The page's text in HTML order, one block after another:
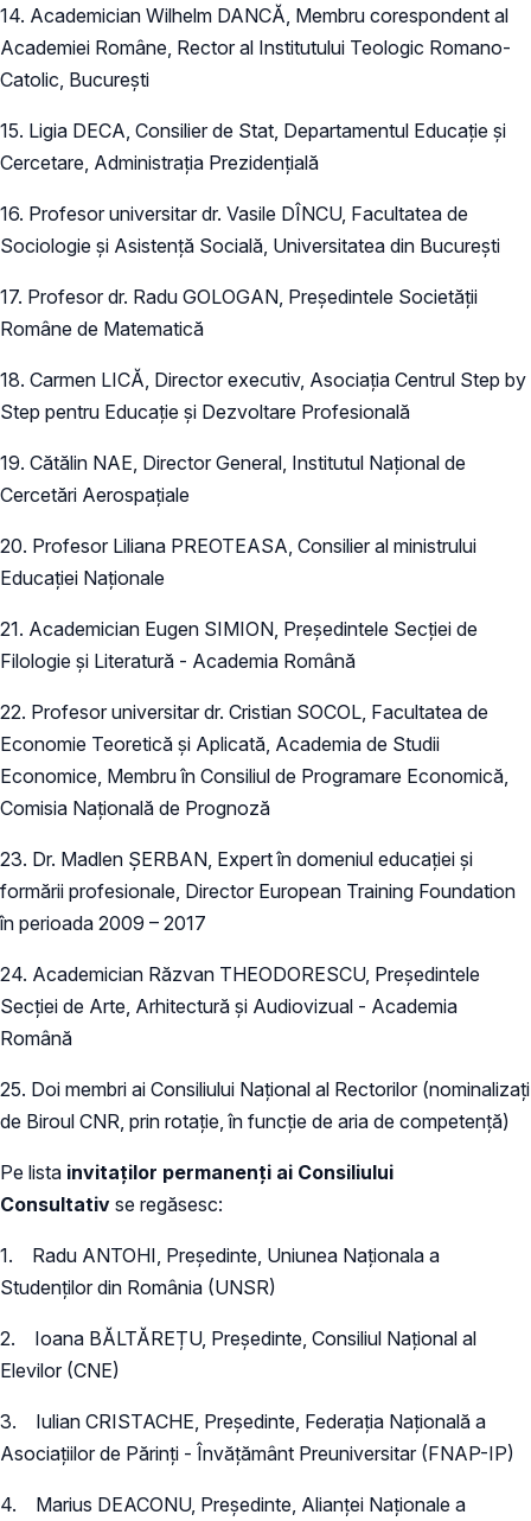
14. Academician Wilhelm DANCĂ, Membru corespondent al
Academiei Române, Rector al Institutului Teologic Romano-
Catolic, București
15. Ligia DECA, Consilier de Stat, Departamentul Educație și
Cercetare, Administrația Prezidențială
16. Profesor universitar dr. Vasile DÎNCU, Facultatea de
Sociologie și Asistență Socială, Universitatea din București
17. Profesor dr. Radu GOLOGAN, Președintele Societății
Române de Matematică
18. Carmen LICĂ, Director executiv, Asociația Centrul Step by
Step pentru Educație și Dezvoltare Profesională
19. Cătălin NAE, Director General, Institutul Național de
Cercetări Aerospațiale
20. Profesor Liliana PREOTEASA, Consilier al ministrului
Educației Naționale
21. Academician Eugen SIMION, Președintele Secției de
Filologie și Literatură - Academia Română
22. Profesor universitar dr. Cristian SOCOL, Facultatea de
Economie Teoretică şi Aplicată, Academia de Studii
Economice, Membru în Consiliul de Programare Economică,
Comisia Națională de Prognoză
23. Dr. Madlen ȘERBAN, Expert în domeniul educației și
formării profesionale, Director European Training Foundation
în perioada 2009 – 2017
24. Academician Răzvan THEODORESCU, Președintele
Secției de Arte, Arhitectură și Audiovizual - Academia
Română
25. Doi membri ai Consiliului Național al Rectorilor (nominalizați
de Biroul CNR, prin rotație, în funcție de aria de competență)
Pe lista invitaților permanenți ai Consiliului
Consultativ se regăsesc:
1. Radu ANTOHI, Președinte, Uniunea Naționala a
Studenților din România (UNSR)
2. Ioana BĂLTĂREȚU, Președinte, Consiliul Național al
Elevilor (CNE)
3. Iulian CRISTACHE, Președinte, Federația Națională a
Asociațiilor de Părinți - Învățământ Preuniversitar (FNAP-IP)
4. Marius DEACONU, Președinte, Alianței Naționale a